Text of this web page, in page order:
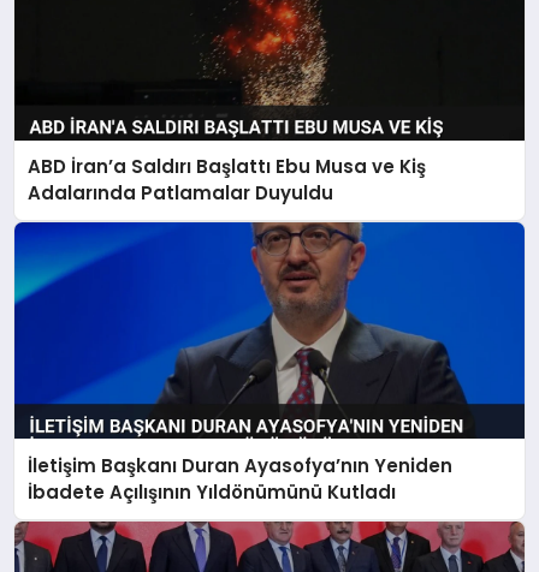
ABD İran’a Saldırı Başlattı Ebu Musa ve Kiş
Adalarında Patlamalar Duyuldu
İletişim Başkanı Duran Ayasofya’nın Yeniden
İbadete Açılışının Yıldönümünü Kutladı